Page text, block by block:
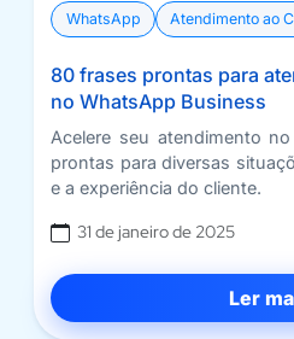
WhatsApp Atendimento ao
80 frases prontas para
no WhatsApp Business
Acelere seu atendimento
prontas para diversas
e a experiência do cliente.
31 de janeiro de 2025
Ler